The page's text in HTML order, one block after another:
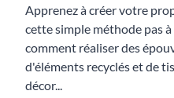
Apprenez à créer votre
cette simple méthode pas
comment réaliser des
d'éléments recyclés et de
décor...